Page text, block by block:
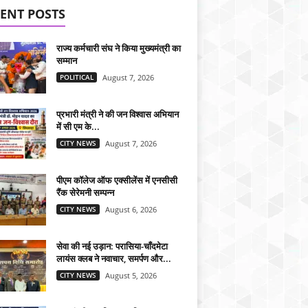
POSTS
राज्य कर्मचारी संघ ने किया मुख्यमंत्री का
सम्मान
POLITICAL August 7, 2026
प्रभारी मंत्री ने की जन विश्वास अभियान
में सी एम के...
CITY NEWS August 7, 2026
पीएम कॉलेज ऑफ एक्सीलेंस में एनसीसी
रैंक सेरेमनी सम्पन्न
CITY NEWS August 6, 2026
सेवा की नई उड़ान: परासिया-चाँदमेटा
लायंस क्लब ने नवाचार, समर्पण और...
CITY NEWS August 5, 2026